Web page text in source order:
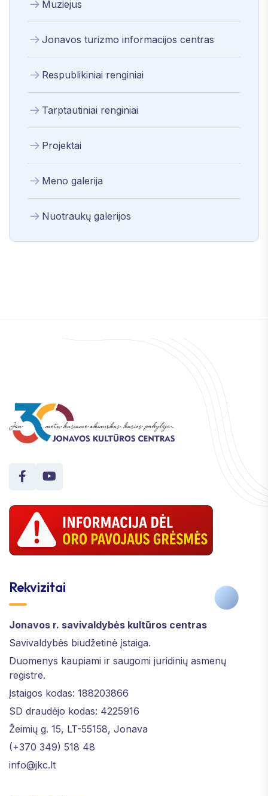
Muziejus
Jonavos turizmo informacijos centras
Respublikiniai renginiai
Tarptautiniai renginiai
Projektai
Meno galerija
Nuotraukų galerijos
Rekvizitai
Jonavos r. savivaldybės kultūros centras
Savivaldybės biudžetinė įstaiga.
Duomenys kaupiami ir saugomi juridinių asmenų
registre.
Įstaigos kodas: 188203866
SD draudėjo kodas: 4225916
Žeimių g. 15, LT-55158, Jonava
(+370 349) 518 48
info@jkc.lt